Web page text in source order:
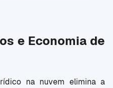
e Economia de
na nuvem elimina a